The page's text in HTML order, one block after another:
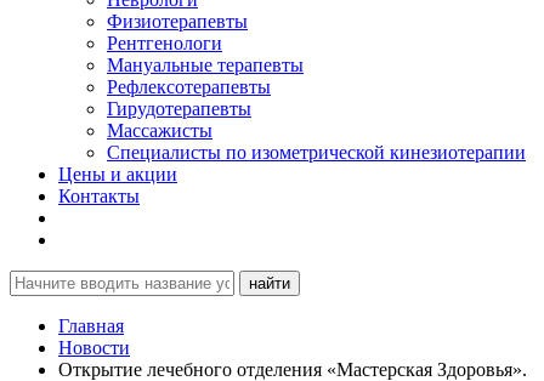
Физиотерапевты
Рентгенологи
Мануальные терапевты
Рефлексотерапевты
Гирудотерапевты
Массажисты
Специалисты по изометрической кинезиотерапии
Цены и акции
Контакты
найти
Главная
Новости
Открытие лечебного отделения «Мастерская Здоровья».